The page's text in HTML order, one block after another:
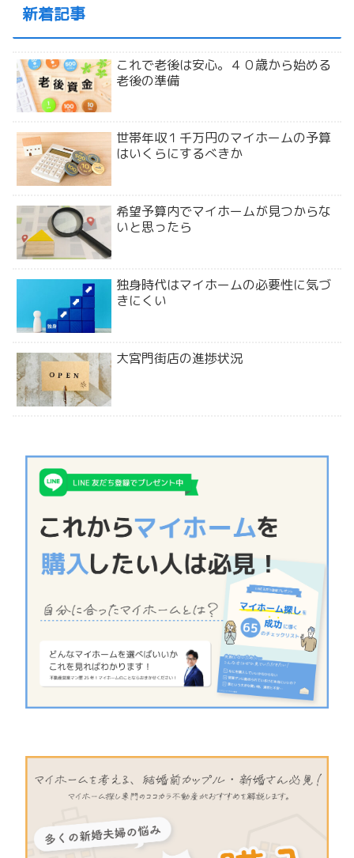
新着記事
これで老後は安心。４０歳から始める
老後の準備
世帯年収１千万円のマイホームの予算
はいくらにするべきか
希望予算内でマイホームが見つからな
いと思ったら
独身時代はマイホームの必要性に気づ
きにくい
大宮門街店の進捗状況